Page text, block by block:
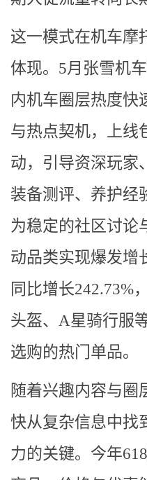
这一模式在机车摩
体现。5月张雪机
内机车圈层热度快
与热点契机，上线
动，引导资深玩家
装备测评、养护经
为稳定的社区讨论
动品类实现爆发增
同比增长242.73%
头盔、A星骑行服
选购的热门单品。
随着兴趣内容与圈
快从复杂信息中找
力的关键。今年